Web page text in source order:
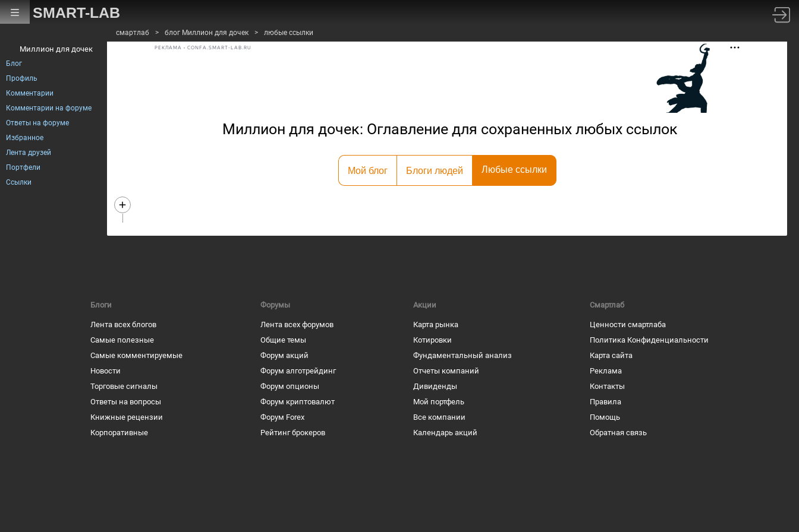
смартлаб > блог Миллион для дочек > любые ссылки
РЕКЛАМА • CONFA.SMART-LAB.RU
Миллион для дочек: Оглавление для сохраненных любых ссылок
Мой блог Блоги людей Любые ссылки
Блоги
Лента всех блогов
Самые полезные
Самые комментируемые
Новости
Торговые сигналы
Ответы на вопросы
Книжные рецензии
Корпоративные
Форумы
Лента всех форумов
Общие темы
Форум акций
Форум алготрейдинг
Форум опционы
Форум криптовалют
Форум Forex
Рейтинг брокеров
Акции
Карта рынка
Котировки
Фундаментальный анализ
Отчеты компаний
Дивиденды
Мой портфель
Все компании
Календарь акций
Смартлаб
Ценности смартлаба
Политика Конфиденциальности
Карта сайта
Реклама
Контакты
Правила
Помощь
Обратная связь
Миллион для дочек
Блог
Профиль
Комментарии
Комментарии на форуме
Ответы на форуме
Избранное
Лента друзей
Портфели
Ссылки
SMART-LAB